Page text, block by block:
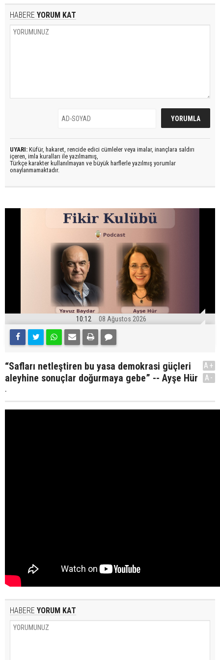
HABERE YORUM KAT
UYARI: Küfür, hakaret, rencide edici cümleler veya imalar, inançlara saldırı
içeren, imla kuralları ile yazılmamış,
Türkçe karakter kullanılmayan ve büyük harflerle yazılmış yorumlar
onaylanmamaktadır.
10:12 08 Ağustos 2026
“Safları netleştiren bu yasa demokrasi güçleri
aleyhine sonuçlar doğurmaya gebe” -- Ayşe Hür
.
A+
A-
HABERE YORUM KAT